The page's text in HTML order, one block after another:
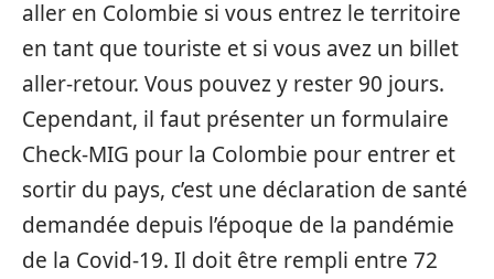
aller en Colombie si vous entrez le territoire
en tant que touriste et si vous avez un billet
aller-retour. Vous pouvez y rester 90 jours.
Cependant, il faut présenter un formulaire
Check-MIG pour la Colombie pour entrer et
sortir du pays, c’est une déclaration de santé
demandée depuis l’époque de la pandémie
de la Covid-19. Il doit être rempli entre 72